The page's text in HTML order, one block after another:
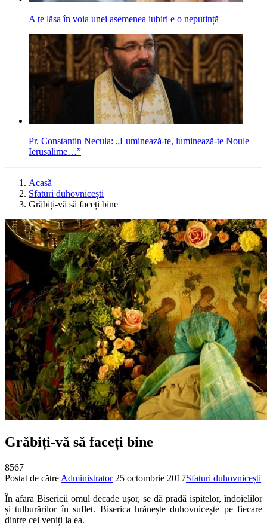
A te lăsa în voia unei asemenea iubiri e o neputință
Pr. Constantin Necula: „Luminează-te, luminează-te Noule
Ierusalime…”
Acasă
Sfaturi duhovnicești
Grăbiți-vă să faceți bine
Grăbiți-vă să faceți bine
8567
Postat de către Administrator 25 octombrie 2017Sfaturi duhovnicești
În afara Bisericii omul decade ușor, se dă pradă ispitelor, îndoielilor
și tulburărilor în suflet. Biserica hrănește duhovnicește pe fiecare
dintre cei veniți la ea.